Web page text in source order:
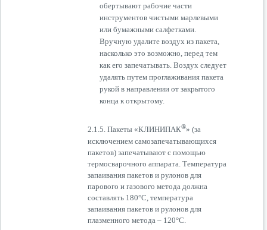
обертывают рабочие части
инструментов чистыми марлевыми
или бумажными салфетками.
Вручную удалите воздух из пакета,
насколько это возможно, перед тем
как его запечатывать. Воздух следует
удалять путем проглаживания пакета
рукой в направлении от закрытого
конца к открытому.
2.1.5. Пакеты «КЛИНИПАК®» (за
исключением самозапечатывающихся
пакетов) запечатывают с помощью
термосварочного аппарата. Температура
запаивания пакетов и рулонов для
парового и газового метода должна
составлять 180°С, температура
запаивания пакетов и рулонов для
плазменного метода – 120°С.